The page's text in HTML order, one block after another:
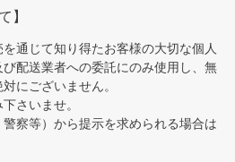
】
通じて知り得たお客様の大切な個人
配送業者への委託にのみ使用し、無
にございません。
さいませ。
察等）から提示を求められる場合は